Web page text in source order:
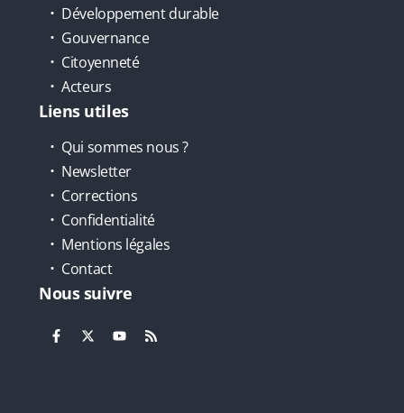
Développement durable
Gouvernance
Citoyenneté
Acteurs
Liens utiles
Qui sommes nous ?
Newsletter
Corrections
Confidentialité
Mentions légales
Contact
Nous suivre